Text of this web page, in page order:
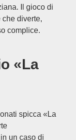
Il gioco di
diverte,
complice.
«La
spicca «La
un caso di